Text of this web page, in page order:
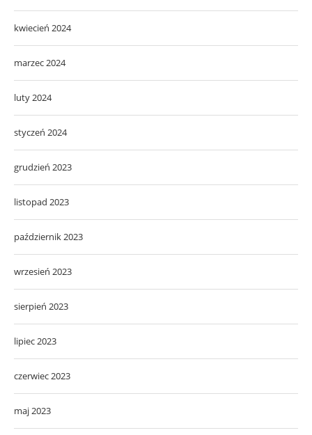
kwiecień 2024
marzec 2024
luty 2024
styczeń 2024
grudzień 2023
listopad 2023
październik 2023
wrzesień 2023
sierpień 2023
lipiec 2023
czerwiec 2023
maj 2023